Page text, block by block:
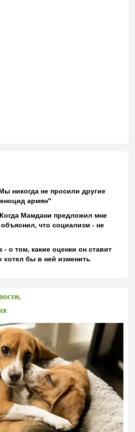
никогда не просили другие
армян"
Мамдани предложил мне
что социализм - не
о том, какие оценки он ставит
хотел бы в ней изменить